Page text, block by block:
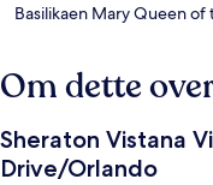
Basilikaen Mary Queen of
Om dette
Sheraton Vistana
Drive/Orlando